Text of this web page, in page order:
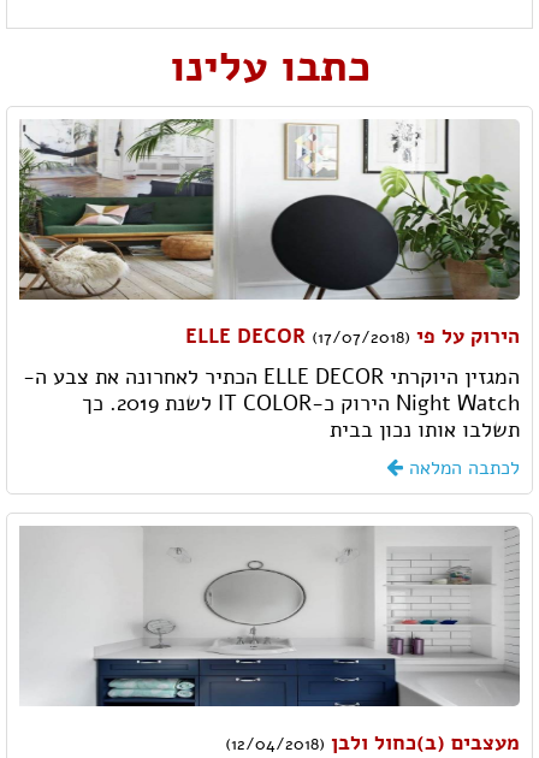
כתבו עלינו
הירוק על פי ELLE DECOR (17/07/2018)
המגזין היוקרתי ELLE DECOR הכתיר לאחרונה את צבע ה-
Night Watch הירוק כ-IT COLOR לשנת 2019. כך
תשלבו אותו נכון בבית
לכתבה המלאה
מעצבים (ב)כחול ולבן (12/04/2018)